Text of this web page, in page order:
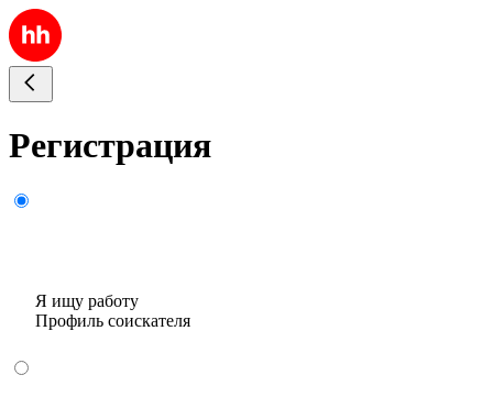
Регистрация
Я ищу работу
Профиль соискателя